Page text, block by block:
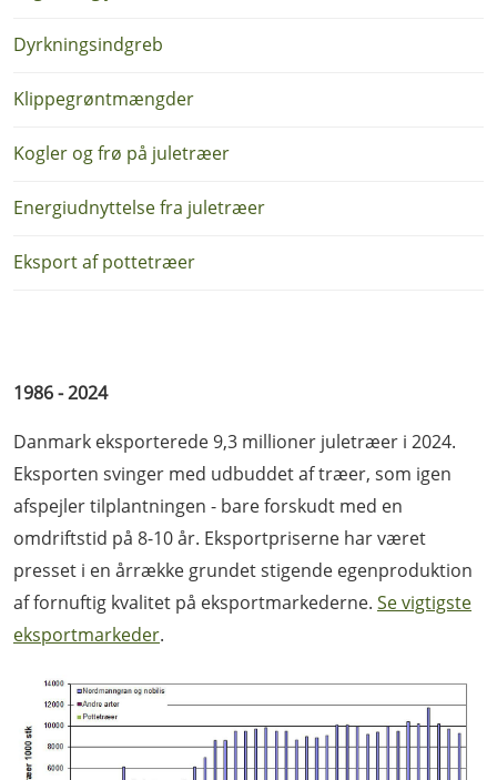
Dyrkningsindgreb
Klippegrøntmængder
Kogler og frø på juletræer
Energiudnyttelse fra juletræer
Eksport af pottetræer
1986 - 2024
Danmark eksporterede 9,3 millioner juletræer i 2024.
Eksporten svinger med udbuddet af træer, som igen
afspejler tilplantningen - bare forskudt med en
omdriftstid på 8-10 år. Eksportpriserne har været
presset i en årrække grundet stigende egenproduktion
af fornuftig kvalitet på eksportmarkederne. Se vigtigste
eksportmarkeder.